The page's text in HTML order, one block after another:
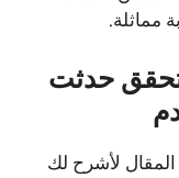
حدثت
لأشرح لك